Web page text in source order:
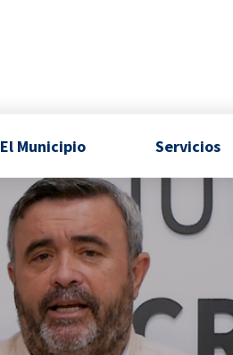
El Municipio Servicios